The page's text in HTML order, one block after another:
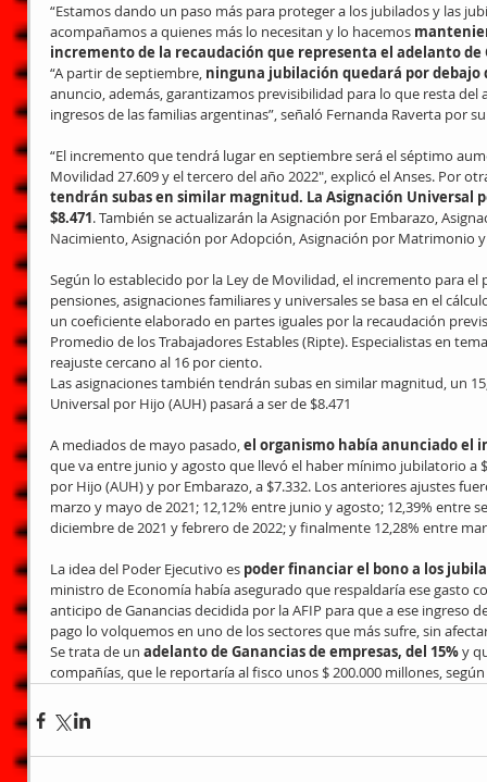
“Estamos dando un paso más para proteger a los jubilados y las
acompañamos a quienes más lo necesitan y lo hacemos
incremento de la recaudación que representa el adelanto de
“A partir de septiembre, ninguna jubilación quedará por debajo
anuncio, además, garantizamos previsibilidad para lo que resta
ingresos de las familias argentinas”, señaló Fernanda Raverta por
“El incremento que tendrá lugar en septiembre será el séptimo
Movilidad 27.609 y el tercero del año 2022″, explicó el Anses. Por
tendrán subas en similar magnitud. La Asignación Universal
$8.471. También se actualizarán la Asignación por Embarazo,
Nacimiento, Asignación por Adopción, Asignación por Matrimonio
Según lo establecido por la Ley de Movilidad, el incremento para
pensiones, asignaciones familiares y universales se basa en el
un coeficiente elaborado en partes iguales por la recaudación
Promedio de los Trabajadores Estables (Ripte). Especialistas en
reajuste cercano al 16 por ciento.
Las asignaciones también tendrán subas en similar magnitud, un
Universal por Hijo (AUH) pasará a ser de $8.471
A mediados de mayo pasado, el organismo había anunciado el
que va entre junio y agosto que llevó el haber mínimo jubilatorio a
por Hijo (AUH) y por Embarazo, a $7.332. Los anteriores ajustes
marzo y mayo de 2021; 12,12% entre junio y agosto; 12,39% entre
diciembre de 2021 y febrero de 2022; y finalmente 12,28% entre
La idea del Poder Ejecutivo es poder financiar el bono a los
ministro de Economía había asegurado que respaldaría ese gasto
anticipo de Ganancias decidida por la AFIP para que a ese ingreso
pago lo volquemos en uno de los sectores que más sufre, sin
Se trata de un adelanto de Ganancias de empresas, del 15% y
compañías, que le reportaría al fisco unos $ 200.000 millones,